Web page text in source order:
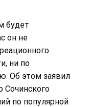
будет
он не
ни по
Об этом заявил
Сочинского
по популярной